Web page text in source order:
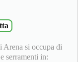
si occupa di
serramenti in: